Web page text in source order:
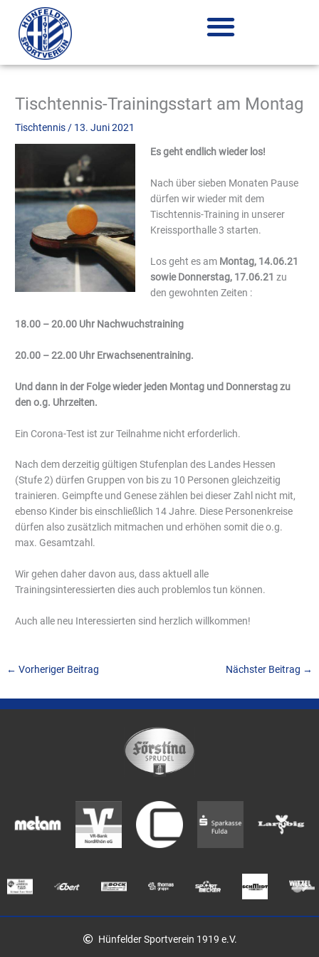
Inhalt
springen
Tischtennis-Trainingsstart am Montag
Tischtennis / 13. Juni 2021
Es geht endlich wieder los!
Nach über sieben Monaten Pause
dürfen wir wieder mit dem
Tischtennis-Training in unserer
Kreissporthalle 3 starten.
Los geht es amMontag, 14.06.21
sowie Donnerstag, 17.06.21 zu
den gewohnten Zeiten :
18.00 – 20.00 Uhr Nachwuchstraining
20.00 – 22.00 Uhr Erwachsenentraining.
Und dann in der Folge wieder jeden Montag und Donnerstag zu
den o.g. Uhrzeiten.
Ein Corona-Test ist zur Teilnahme nicht erforderlich.
Nach dem derzeitig gültigen Stufenplan des Landes Hessen
(Stufe 2) dürfen Gruppen von bis zu 10 Personen gleichzeitig
trainieren. Geimpfte und Genese zählen bei dieser Zahl nicht mit,
ebenso Kinder bis einschließlich 14 Jahre. Diese Personenkreise
dürfen also zusätzlich mitmachen und erhöhen somit die o.g.
max. Gesamtzahl.
Wir gehen daher davon aus, dass aktuell alle
Trainingsinteressierten dies auch problemlos tun können.
Auch alle neu Interessierten sind herzlich willkommen!
← Vorheriger Beitrag Nächster Beitrag →
Hünfelder Sportverein 1919 e.V.